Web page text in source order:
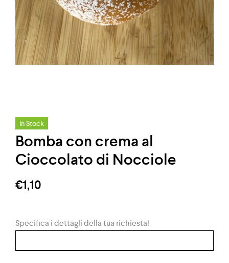
In Stock
Bomba con crema al
Cioccolato di Nocciole
€1,10
Specifica i dettagli della tua richiesta!